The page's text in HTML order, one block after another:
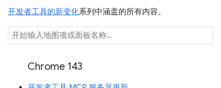
开发者工具的新变化系列中涵盖的所有内容。
Chrome 143